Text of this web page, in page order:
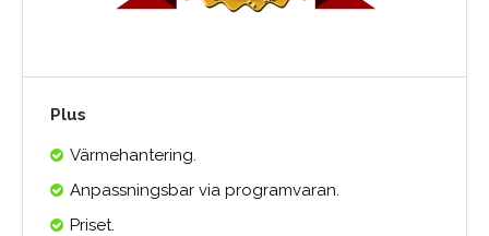
Plus
Värmehantering.
Anpassningsbar via programvaran.
Priset.